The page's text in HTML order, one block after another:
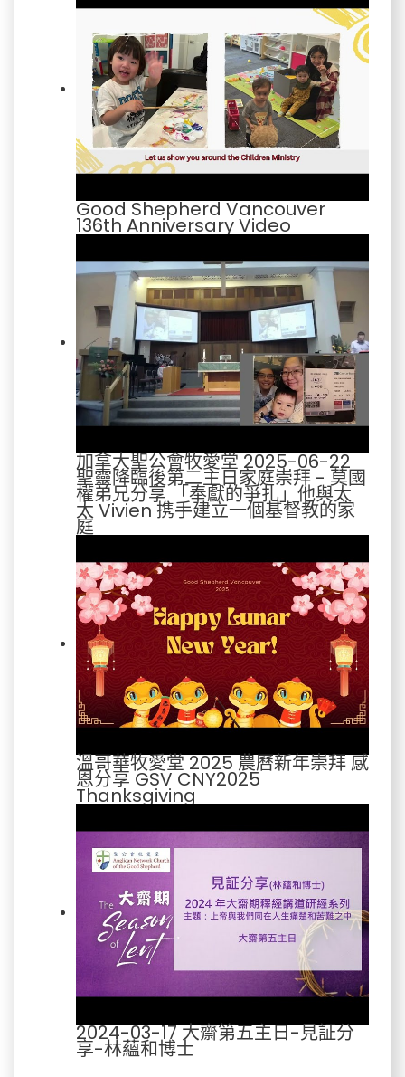
Good Shepherd Vancouver
136th Anniversary Video
加拿大聖公會牧愛堂 2025-06-22
聖靈降臨後第二主日家庭崇拜 - 莫國
權弟兄分享 「奉獻的爭扎」他與太
太 Vivien 携手建立一個基督教的家
庭
溫哥華牧愛堂 2025 農曆新年崇拜 感
恩分享 GSV CNY2025
Thanksgiving
2024-03-17 大齋第五主日-見証分
享-林蘊和博士